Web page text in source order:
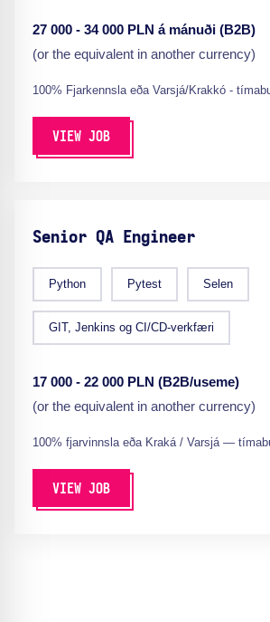
27 000 - 34 000 PLN á mánuði (B2B)
(or the equivalent in another currency)
100% Fjarkennsla eða Varsjá/Krakkó -
VIEW JOB
Senior QA Engineer
Python Pytest Selen
GIT, Jenkins og CI/CD-verkfæri
17 000 - 22 000 PLN (B2B/useme)
(or the equivalent in another currency)
100% fjarvinnsla eða Kraká / Varsjá —
VIEW JOB